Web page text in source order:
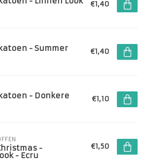
€1,40
- Summer €1,40
- Donkere €1,10
-
- Ecru
€1,50